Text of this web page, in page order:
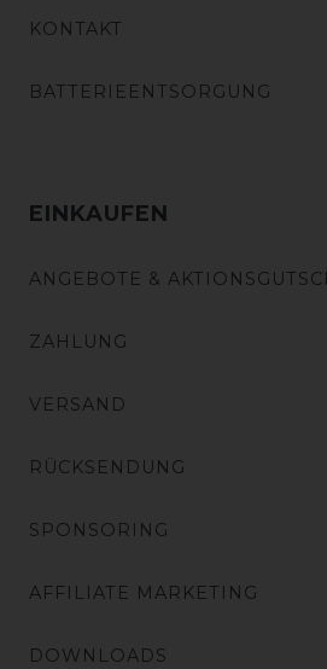
KONTAKT
BATTERIEENTSORGUNG
EINKAUFEN
ANGEBOTE &
ZAHLUNG
VERSAND
RÜCKSENDUNG
SPONSORING
AFFILIATE MARKETING
DOWNLOADS